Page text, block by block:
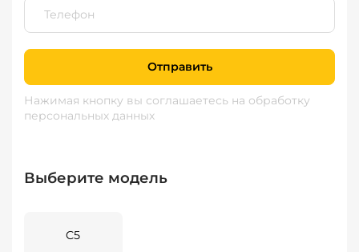
Отправить
Нажимая кнопку вы соглашаетесь на обработку
персональных данных
Выберите модель
C5